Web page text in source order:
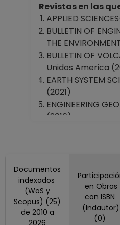
Revistas en las
APPLIED
BULLETIN OF
THE
BULLETIN OF
Unidos America
EARTH SYSTEM
(2021)
ENGINEERING
(2016)
Geoheritage,
Geotechnical And
Países Bajos (2025)
JOURNAL OF
Unidos America
Documentos
indexados
(WoS y
Scopus) (25)
de 2010 a
2026
en Obras
con ISBN
(Indautor)
(0)